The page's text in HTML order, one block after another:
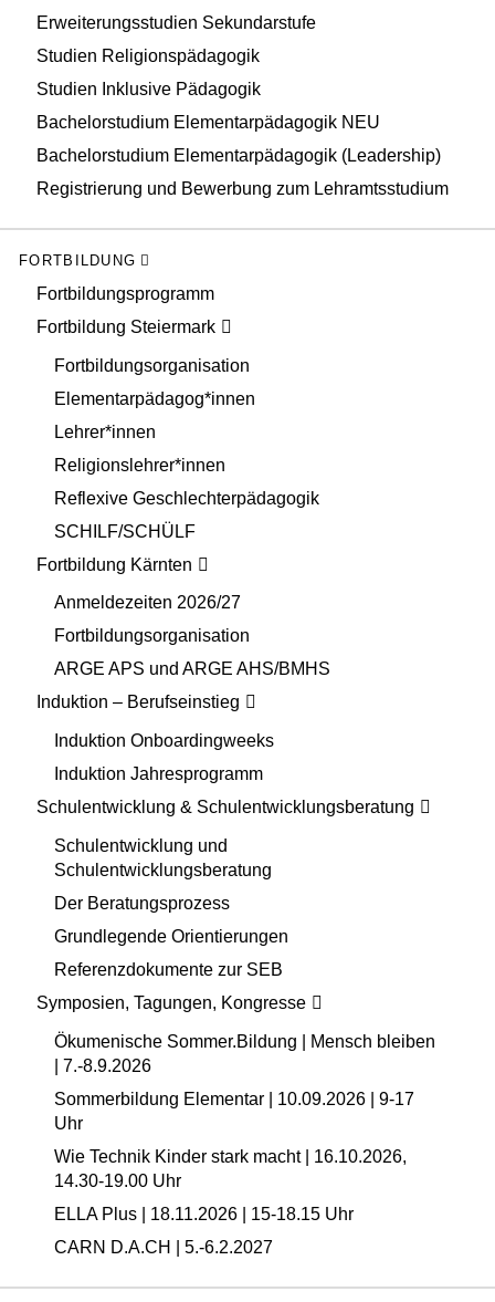
Erweiterungsstudien Sekundarstufe
Studien Religionspädagogik
Studien Inklusive Pädagogik
Bachelorstudium Elementarpädagogik NEU
Bachelorstudium Elementarpädagogik (Leadership)
Registrierung und Bewerbung zum Lehramtsstudium
FORTBILDUNG
Fortbildungsprogramm
Fortbildung Steiermark
Fortbildungsorganisation
Elementarpädagog*innen
Lehrer*innen
Religionslehrer*innen
Reflexive Geschlechterpädagogik
SCHILF/SCHÜLF
Fortbildung Kärnten
Anmeldezeiten 2026/27
Fortbildungsorganisation
ARGE APS und ARGE AHS/BMHS
Induktion – Berufseinstieg
Induktion Onboardingweeks
Induktion Jahresprogramm
Schulentwicklung & Schulentwicklungsberatung
Schulentwicklung und
Schulentwicklungsberatung
Der Beratungsprozess
Grundlegende Orientierungen
Referenzdokumente zur SEB
Symposien, Tagungen, Kongresse
Ökumenische Sommer.Bildung | Mensch bleiben
| 7.-8.9.2026
Sommerbildung Elementar | 10.09.2026 | 9-17
Uhr
Wie Technik Kinder stark macht | 16.10.2026,
14.30-19.00 Uhr
ELLA Plus | 18.11.2026 | 15-18.15 Uhr
CARN D.A.CH | 5.-6.2.2027